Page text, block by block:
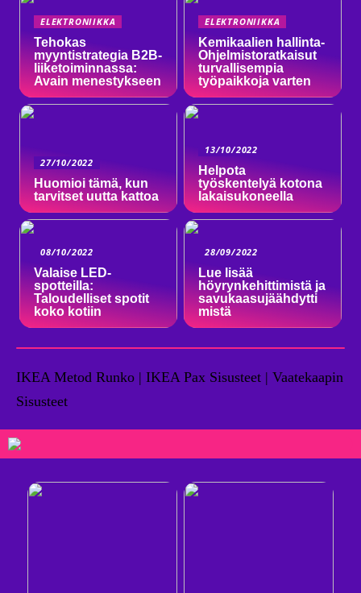
ELEKTRONIIKKA
Tehokas
myyntistrategia B2B-
liiketoiminnassa:
Avain menestykseen
ELEKTRONIIKKA
Kemikaalien hallinta-
Ohjelmistoratkaisut
turvallisempia
työpaikkoja varten
27/10/2022
Huomioi tämä, kun
tarvitset uutta kattoa
13/10/2022
Helpota
työskentelyä kotona
lakaisukoneella
08/10/2022
Valaise LED-
spotteilla:
Taloudelliset spotit
koko kotiin
28/09/2022
Lue lisää
höyrynkehittimistä ja
savukaasujäähdytti
mistä
IKEA Metod Runko | IKEA Pax Sisusteet | Vaatekaapin
Sisusteet